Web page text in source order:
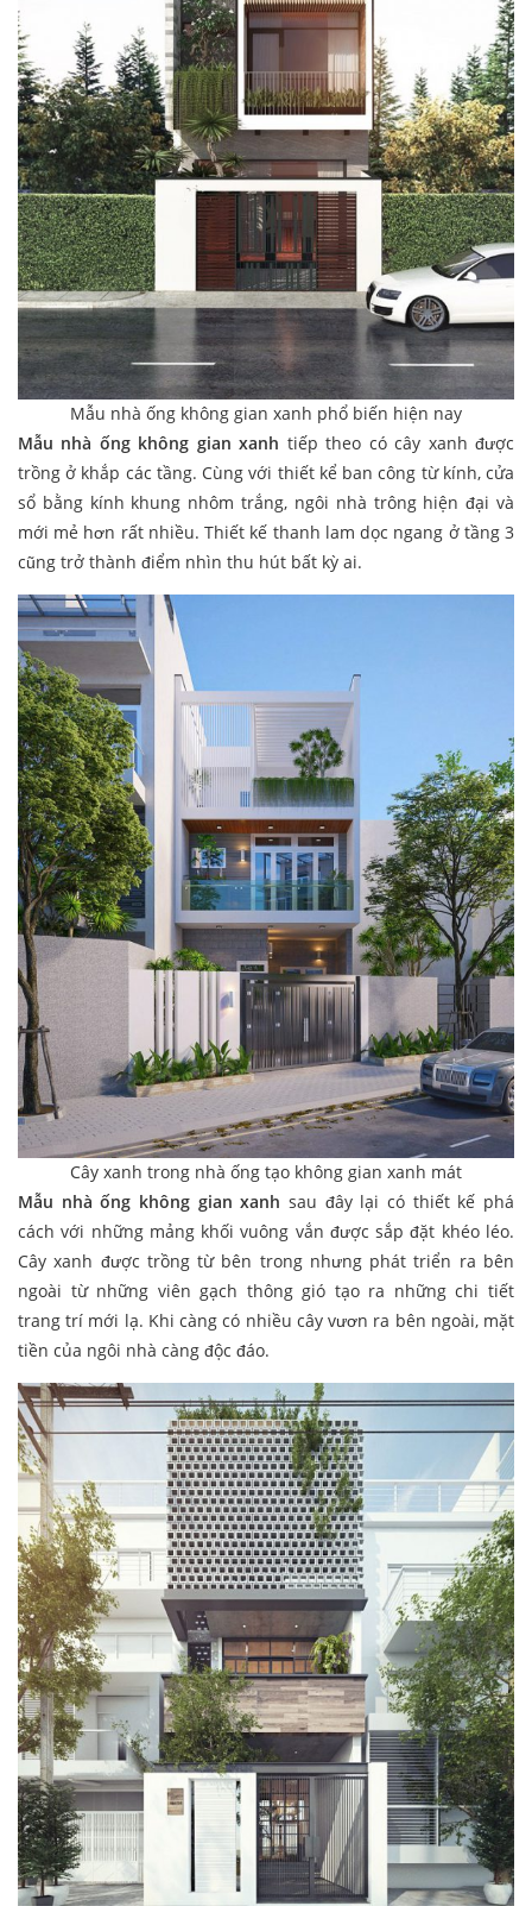
Mẫu nhà ống không gian xanh phổ biến hiện nay
Mẫu nhà ống không gian xanh tiếp theo có cây xanh được
trồng ở khắp các tầng. Cùng với thiết kể ban công từ kính, cửa
sổ bằng kính khung nhôm trắng, ngôi nhà trông hiện đại và
mới mẻ hơn rất nhiều. Thiết kế thanh lam dọc ngang ở tầng 3
cũng trở thành điểm nhìn thu hút bất kỳ ai.
Cây xanh trong nhà ống tạo không gian xanh mát
Mẫu nhà ống không gian xanh sau đây lại có thiết kế phá
cách với những mảng khối vuông vắn được sắp đặt khéo léo.
Cây xanh được trồng từ bên trong nhưng phát triển ra bên
ngoài từ những viên gạch thông gió tạo ra những chi tiết
trang trí mới lạ. Khi càng có nhiều cây vươn ra bên ngoài, mặt
tiền của ngôi nhà càng độc đáo.